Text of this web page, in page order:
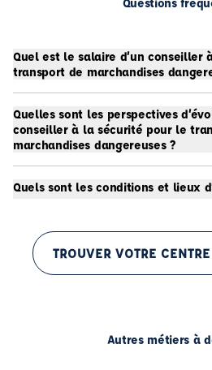
Quel est le salaire d’un conseiller
transport de marchandises
Quelles sont les perspectives
conseiller à la sécurité pour le
marchandises dangereuses ?
Quels sont les conditions et lieux
TROUVER VOTRE
Autres métiers à